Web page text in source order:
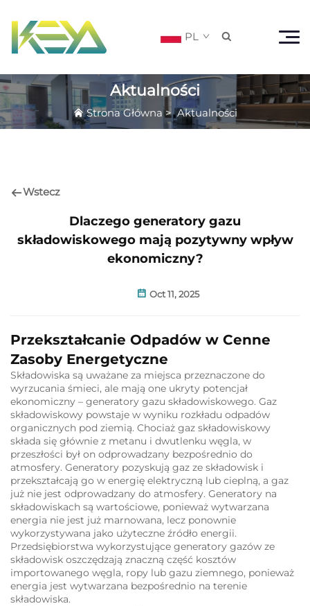
PL 
Aktualności
Strona Główna>Aktualności
Wstecz
Dlaczego generatory gazu
składowiskowego mają pozytywny wpływ
ekonomiczny?
Oct 11, 2025
Przekształcanie Odpadów w Cenne
Zasoby Energetyczne
Składowiska są uważane za miejsca przeznaczone do
wyrzucania śmieci, ale mają one ukryty potencjał
ekonomiczny – generatory gazu składowiskowego. Gaz
składowiskowy powstaje w wyniku rozkładu odpadów
organicznych pod ziemią. Chociaż gaz składowiskowy
składa się głównie z metanu i dwutlenku węgla, w
przeszłości był on odprowadzany bezpośrednio do
atmosfery. Generatory pozyskują gaz ze składowisk i
przekształcają go w energię elektryczną lub cieplną, a gaz
już nie jest odprowadzany do atmosfery. Generatory na
składowiskach są wartościowe, ponieważ wytwarzana
energia nie jest już marnowana, lecz ponownie
wykorzystywana jako użyteczne źródło energii.
Przedsiębiorstwa wykorzystujące generatory gazów ze
składowisk oszczędzają znaczną część kosztów
importowanego węgla, ropy lub gazu ziemnego, ponieważ
energia jest wytwarzana bezpośrednio na terenie
składowiska.